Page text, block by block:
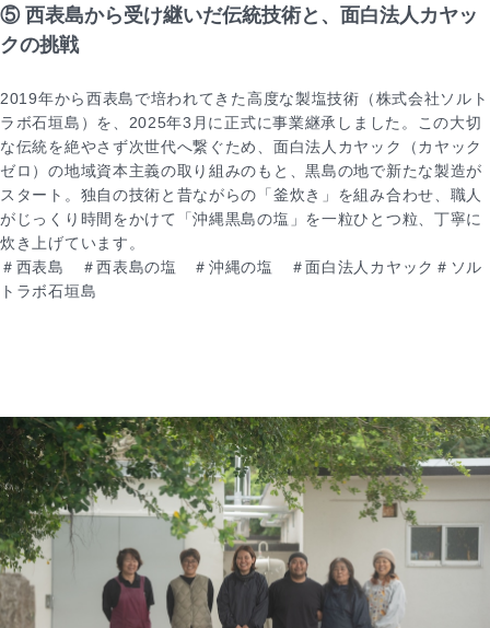
⑤ 西表島から受け継いだ伝統技術と、面白法人カヤッ
クの挑戦
2019年から西表島で培われてきた高度な製塩技術（株式会社ソルト
ラボ石垣島）を、2025年3月に正式に事業継承しました。この大切
な伝統を絶やさず次世代へ繋ぐため、面白法人カヤック（カヤック
ゼロ）の地域資本主義の取り組みのもと、黒島の地で新たな製造が
スタート。独自の技術と昔ながらの「釜炊き」を組み合わせ、職人
がじっくり時間をかけて「沖縄黒島の塩」を一粒ひとつ粒、丁寧に
炊き上げています。
＃西表島 ＃西表島の塩 ＃沖縄の塩 ＃面白法人カヤック＃ソル
トラボ石垣島